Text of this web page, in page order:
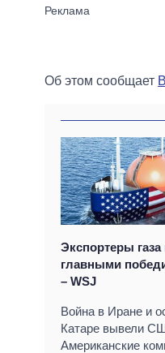
Об этом сообщает
Экспортеры
главными
– WSJ
Война в Иране и
Катаре вывели
Американские